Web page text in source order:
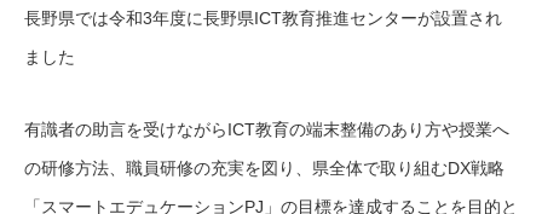
長野県では令和3年度に長野県ICT教育推進センターが設置され
ました
有識者の助言を受けながらICT教育の端末整備のあり方や授業へ
の研修方法、職員研修の充実を図り、県全体で取り組むDX戦略
「スマートエデュケーションPJ」の目標を達成することを目的と